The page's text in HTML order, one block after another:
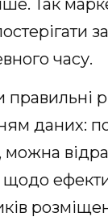
часу.
правильні
даних:
можна